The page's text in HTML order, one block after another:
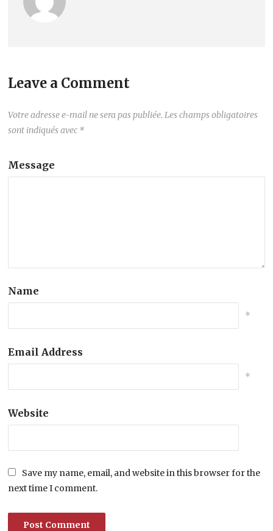
Leave a Comment
Votre adresse e-mail ne sera pas publiée. Les champs obligatoires
sont indiqués avec *
Message
Name
*
Email Address
*
Website
Save my name, email, and website in this browser for the
next time I comment.